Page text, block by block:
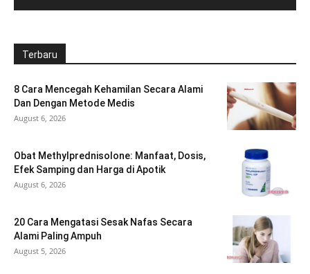
Terbaru
8 Cara Mencegah Kehamilan Secara Alami
Dan Dengan Metode Medis
August 6, 2026
Obat Methylprednisolone: Manfaat, Dosis,
Efek Samping dan Harga di Apotik
August 6, 2026
20 Cara Mengatasi Sesak Nafas Secara
Alami Paling Ampuh
August 5, 2026